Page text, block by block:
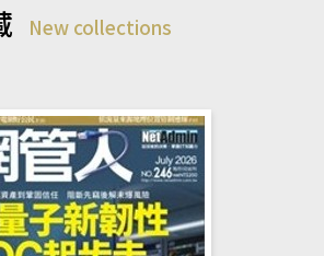
New collections